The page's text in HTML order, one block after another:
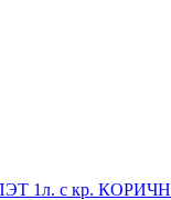
1л. с кр.